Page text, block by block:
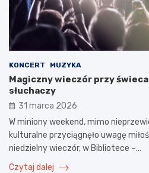
KONCERT MUZYKA
Magiczny wieczór przy
słuchaczy
31 marca 2026
W miniony weekend, mimo
kulturalne przyciągnęło uwagę
niedzielny wieczór, w Bibliotece –…
Czytaj dalej